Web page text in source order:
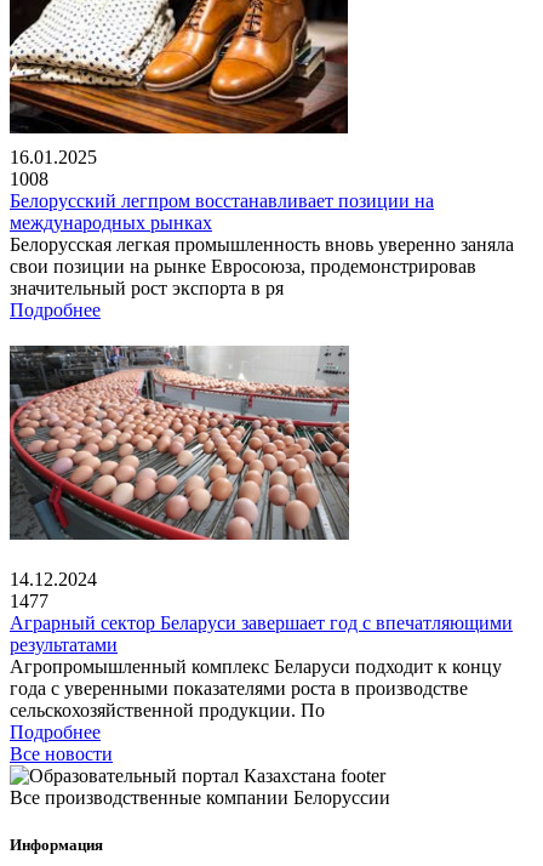
16.01.2025
1008
Белорусский легпром восстанавливает позиции на
международных рынках
Белорусская легкая промышленность вновь уверенно заняла
свои позиции на рынке Евросоюза, продемонстрировав
значительный рост экспорта в ря
Подробнее
14.12.2024
1477
Аграрный сектор Беларуси завершает год с впечатляющими
результатами
Агропромышленный комплекс Беларуси подходит к концу
года с уверенными показателями роста в производстве
сельскохозяйственной продукции. По
Подробнее
Все новости
Все производственные компании Белоруссии
Информация